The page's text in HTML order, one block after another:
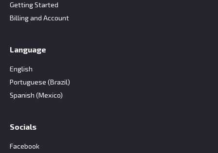
Getting Started
Billing and Account
Language
English
Portuguese (Brazil)
Spanish (Mexico)
Socials
Facebook